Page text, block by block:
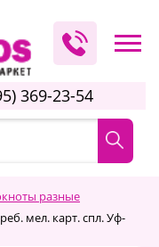
369-23-54
разные
мел. карт. спл. Уф-